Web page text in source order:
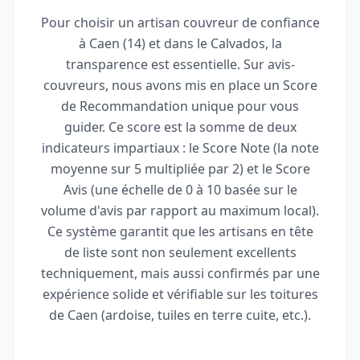
Pour choisir un artisan couvreur de confiance
à Caen (14) et dans le Calvados, la
transparence est essentielle. Sur avis-
couvreurs, nous avons mis en place un Score
de Recommandation unique pour vous
guider. Ce score est la somme de deux
indicateurs impartiaux : le Score Note (la note
moyenne sur 5 multipliée par 2) et le Score
Avis (une échelle de 0 à 10 basée sur le
volume d'avis par rapport au maximum local).
Ce système garantit que les artisans en tête
de liste sont non seulement excellents
techniquement, mais aussi confirmés par une
expérience solide et vérifiable sur les toitures
de Caen (ardoise, tuiles en terre cuite, etc.).